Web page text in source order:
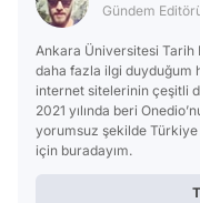
Gündem
Ankara Üniversitesi Tarih
daha fazla ilgi duyduğum
internet sitelerinin çeşitli
2021 yılında beri
yorumsuz şekilde
için buradayım.